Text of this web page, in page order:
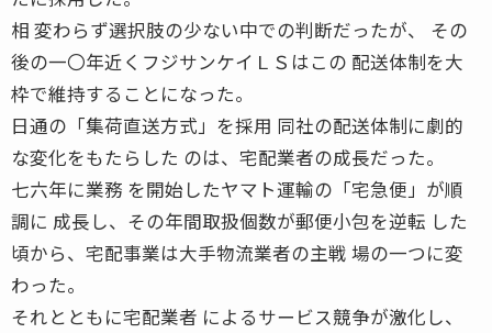
相 変わらず選択肢の少ない中での判断だったが、 その
後の一〇年近くフジサンケイＬＳはこの 配送体制を大
枠で維持することになった。
日通の「集荷直送方式」を採用 同社の配送体制に劇的
な変化をもたらした のは、宅配業者の成長だった。
七六年に業務 を開始したヤマト運輸の「宅急便」が順
調に 成長し、その年間取扱個数が郵便小包を逆転 した
頃から、宅配事業は大手物流業者の主戦 場の一つに変
わった。
それとともに宅配業者 によるサービス競争が激化し、